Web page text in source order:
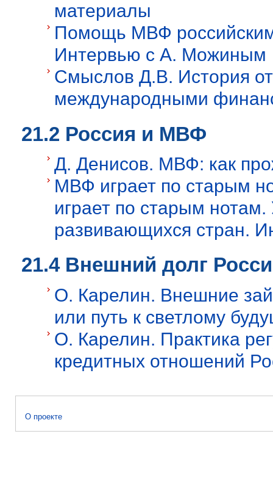
материалы
Помощь МВФ
Интервью с А. Можиным
Смыслов Д.В. История
международными
21.2 Россия и МВФ
Д. Денисов. МВФ: как
МВФ играет по старым
играет по старым
развивающихся стран.
21.4 Внешний долг
О. Карелин. Внешние
или путь к светлому
О. Карелин. Практика
кредитных отношений
О проекте